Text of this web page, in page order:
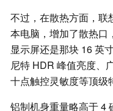
不过，在散热方面，联
本电脑，增加了散热口
显示屏还是那块 16 英
尼特 HDR 峰值亮度、
十点触控灵敏度等顶级
铝制机身重量略高于 4